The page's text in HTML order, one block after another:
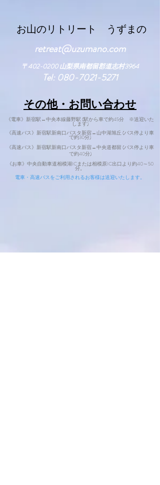
​お山のリトリート うずまの
retreat@uzumano.com
​〒402-0200 山梨県南都留郡道志村3964
Tel: 080-7021-5271
​その他・お問い合わせ
《電車》新宿駅↔中央本線藤野駅 (駅から車で約45分 ※送迎いた
します)
《高速バス》新宿駅新南口バスタ新宿↔山中湖旭丘 (バス停より車
で約30分)
《高速バス》新宿駅新南口バスタ新宿↔中央道都留 (バス停より車
で約40分)
《お車》中央自動車道相模湖ICまたは相模原IC出口より約40～50
分。
電車・高速バスをご利用されるお客様は送迎いたします。